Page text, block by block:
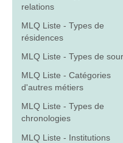
relations
MLQ Liste - Types de
résidences
MLQ Liste - Types de
MLQ Liste - Catégories
d'autres métiers
MLQ Liste - Types de
chronologies
MLQ Liste - Institutions